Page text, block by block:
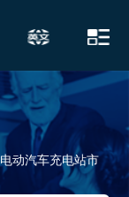
电动汽车充电站市